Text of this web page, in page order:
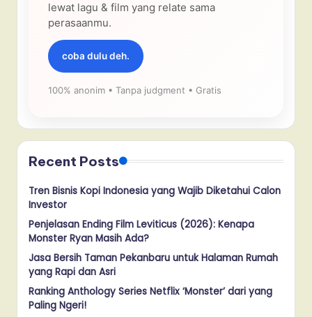
lewat lagu & film yang relate sama
perasaanmu.
coba dulu deh.
100% anonim • Tanpa judgment • Gratis
Recent Posts
Tren Bisnis Kopi Indonesia yang Wajib Diketahui Calon
Investor
Penjelasan Ending Film Leviticus (2026): Kenapa
Monster Ryan Masih Ada?
Jasa Bersih Taman Pekanbaru untuk Halaman Rumah
yang Rapi dan Asri
Ranking Anthology Series Netflix ‘Monster’ dari yang
Paling Ngeri!